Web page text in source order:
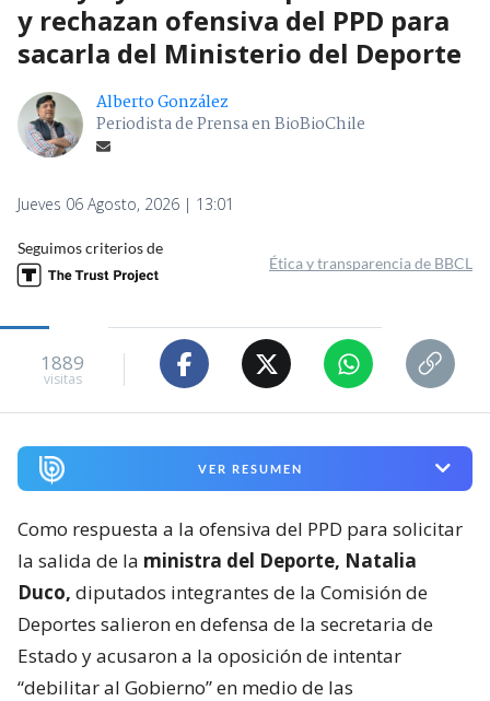
y rechazan ofensiva del PPD para
sacarla del Ministerio del Deporte
Alberto González
Periodista de Prensa en BioBioChile
Jueves 06 Agosto, 2026 | 13:01
Seguimos criterios de
Ética y transparencia de BBCL
1889
visitas
VER RESUMEN
Como respuesta a la ofensiva del PPD para solicitar
la salida de la ministra del Deporte, Natalia
Duco, diputados integrantes de la Comisión de
Deportes salieron en defensa de la secretaria de
Estado y acusaron a la oposición de intentar
“debilitar al Gobierno” en medio de las